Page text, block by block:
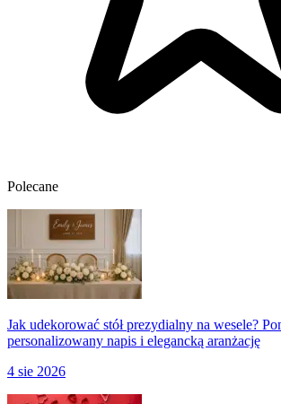
Polecane
Jak udekorować stół prezydialny na wesele?
personalizowany napis i elegancką aranżację
4 sie 2026